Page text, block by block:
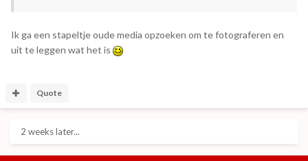
Ik ga een stapeltje oude media opzoeken om te fotograferen en
uit te leggen wat het is
Quote
2 weeks later...